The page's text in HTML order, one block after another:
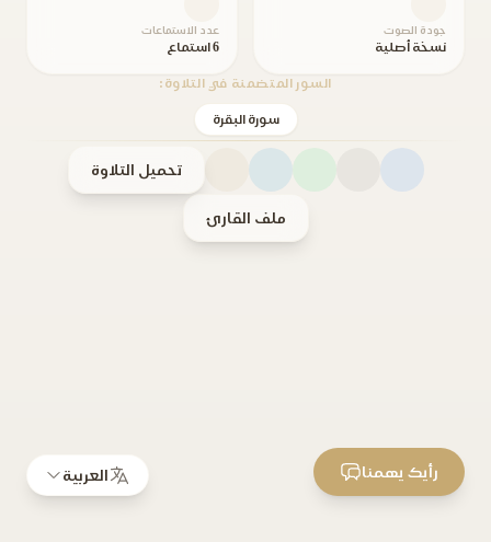
جودة الصوت
نسخة أصلية
عدد الاستماعات
6 استماع
السور المتضمنة في التلاوة:
سورة البقرة
تحميل التلاوة
ملف القارئ
العربية رأيك يهمنا